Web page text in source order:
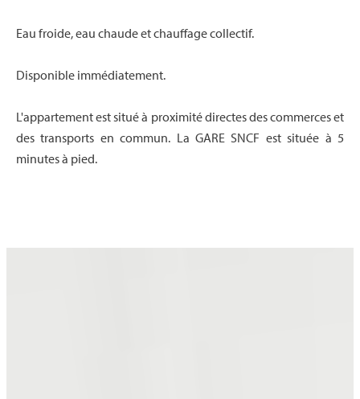
Eau froide, eau chaude et chauffage collectif.
Disponible immédiatement.
L'appartement est situé à proximité directes des commerces et
des transports en commun. La GARE SNCF est située à 5
minutes à pied.